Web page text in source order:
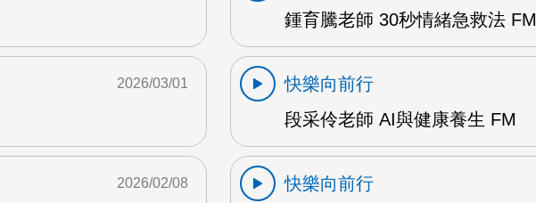
鍾育騰老師 30秒情緒急救法 FM
2026/03/01
快樂向前行
段采伶老師 AI與健康養生 FM
2026/02/08
快樂向前行